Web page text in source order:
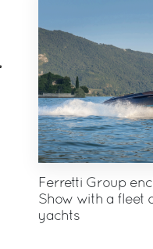
Ferretti Group
Show with a fleet
yachts